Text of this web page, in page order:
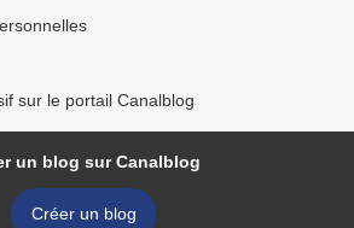
sur le portail Canalblog
un blog sur Canalblog
Créer un blog